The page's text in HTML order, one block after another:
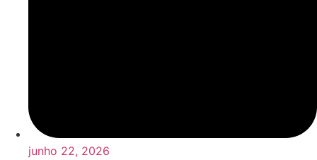
junho 22, 2026